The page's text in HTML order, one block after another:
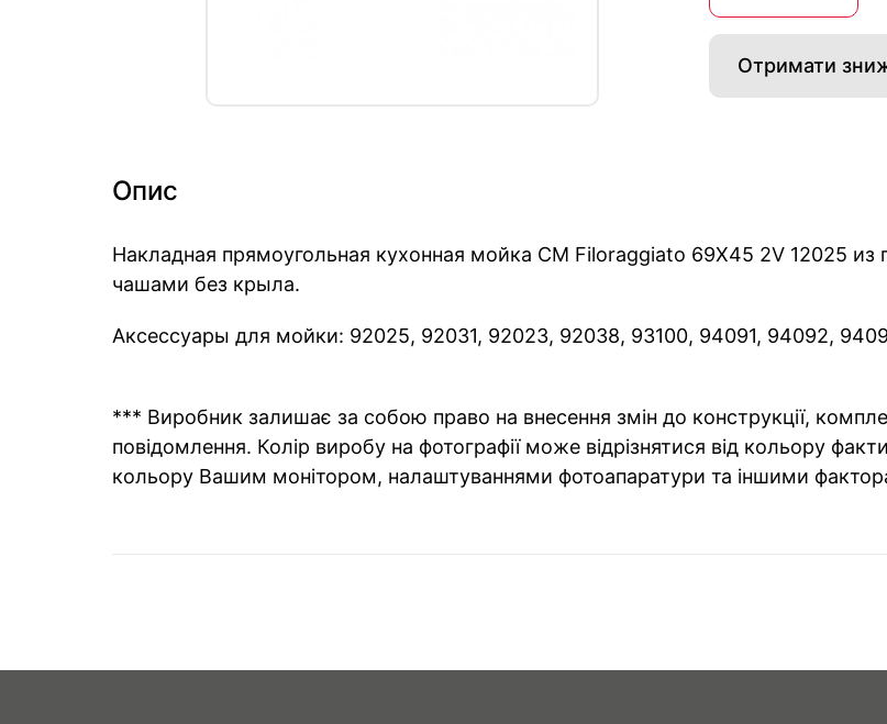
Отримати
Опис
Накладная прямоугольная кухонная мойка CM Filoraggiato 69Х45 2V 12025
чашами без крыла.
Аксессуары для мойки: 92025, 92031, 92023, 92038, 93100, 94091, 94092,
*** Виробник залишає за собою право на внесення змін до конструкції,
повідомлення. Колір виробу на фотографії може відрізнятися від кольору
кольору Вашим монітором, налаштуваннями фотоапаратури та іншими